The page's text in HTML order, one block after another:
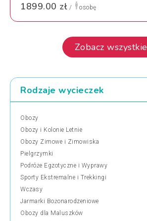
1899.00 zł / osobę
Zobacz wszystkie
Rodzaje wycieczek
Obozy
Obozy i Kolonie Letnie
Obozy Zimowe i Zimowiska
Pielgrzymki
Podróże Egzotyczne i Wyprawy
Sporty Ekstremalne i Trekkingi
Wczasy
Jarmarki Bożonarodzeniowe
Obozy dla Maluszków